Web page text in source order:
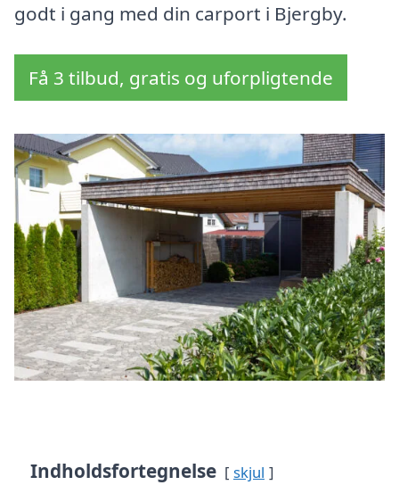
godt i gang med din carport i Bjergby.
Få 3 tilbud, gratis og uforpligtende
Indholdsfortegnelse skjul